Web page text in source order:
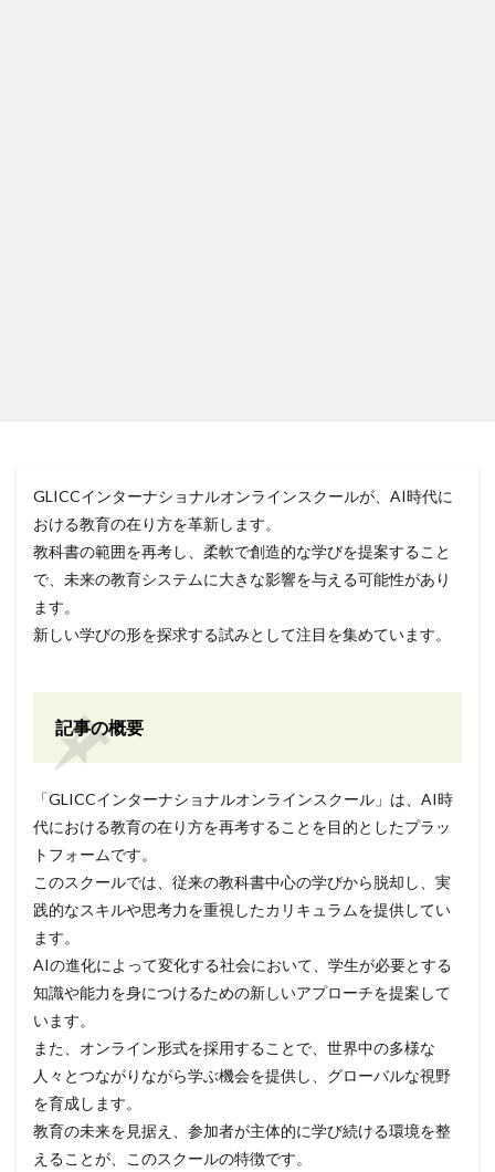
GLICCインターナショナルオンラインスクールが、AI時代に
おける教育の在り方を革新します。
教科書の範囲を再考し、柔軟で創造的な学びを提案すること
で、未来の教育システムに大きな影響を与える可能性があり
ます。
新しい学びの形を探求する試みとして注目を集めています。
記事の概要
「GLICCインターナショナルオンラインスクール」は、AI時
代における教育の在り方を再考することを目的としたプラッ
トフォームです。
このスクールでは、従来の教科書中心の学びから脱却し、実
践的なスキルや思考力を重視したカリキュラムを提供してい
ます。
AIの進化によって変化する社会において、学生が必要とする
知識や能力を身につけるための新しいアプローチを提案して
います。
また、オンライン形式を採用することで、世界中の多様な
人々とつながりながら学ぶ機会を提供し、グローバルな視野
を育成します。
教育の未来を見据え、参加者が主体的に学び続ける環境を整
えることが、このスクールの特徴です。